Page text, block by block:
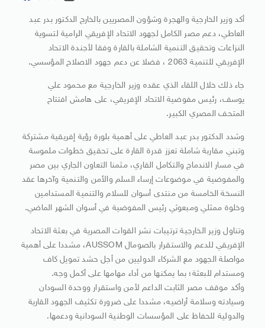
أكد وزير الخارجية والهجرة وشؤون المصريين بالخارج الدكتور بدر عبد
العاطي، دعم مصر الكامل لجهود الاتحاد الإفريقي الرامية لتسوية
النزاعات وتحقيق التنمية الشاملة بالقارة وفقا لأجندة الاتحاد
الإفريقي للتنمية 2063 ، فضلا عن دعم جهود الاصلاح المؤسسي.
جاء ذلك خلال اللقاء الذي عقده وزير الخارجية مع محمود علي
يوسف، رئيس مفوضية الاتحاد الإفريقي، على هامش افتتاح
المتحف المصري الكبير.
وشدد الدكتور بدر عبد العاطي على أهمية بلورة رؤية إفريقية مشتركة
وتبني مقاربة شاملة تعزز قدرة القارة على تحقيق خطوات ملموسة
في مسار الاندماج والتكامل القاري، مثمنا التعاون الجاري بين مصر
والمفوضية في موضوعات إرساء السلم والأمن والتنمية وآخرها عقد
النسخة الخامسة من منتدى أسوان للسلام والتنمية المستدامين
وخلوة ممثلي ومبعوثي رئيس المفوضية في أسوان الشهر الماضي.
وتناول وزير الخارجية ترتيبات نشر القوات المصرية في بعثة الاتحاد
الإفريقي للدعم والاستقرار بالصومال AUSSOM، مشددا على أهمية
مواصلة الجهود مع الشركاء الدوليين من أجل حشد تمويل كاف
ومستدام للبعثة؛ بما يمكنها من أداء مهامها على أكمل وجه.
وأكد موقف مصر الثابت الداعم لأمن واستقرار ووحدة السودان
وسيادته وسلامة أراضيه، مشددا على ضرورة تكثيف الجهود القارية
والدولية للحفاظ على المؤسسات الوطنية السودانية ودعمها.